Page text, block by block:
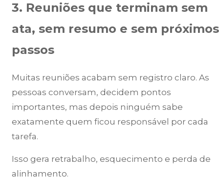
3. Reuniões que terminam sem
ata, sem resumo e sem próximos
passos
Muitas reuniões acabam sem registro claro. As
pessoas conversam, decidem pontos
importantes, mas depois ninguém sabe
exatamente quem ficou responsável por cada
tarefa.
Isso gera retrabalho, esquecimento e perda de
alinhamento.